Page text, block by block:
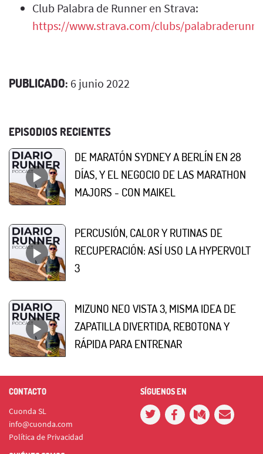
Club Palabra de Runner en Strava:
https://www.strava.com/clubs/
PUBLICADO: 6 junio 2022
EPISODIOS RECIENTES
DE MARATÓN SYDNEY A BERLÍN EN 28
DÍAS, Y EL NEGOCIO DE LAS MARATHON
MAJORS - CON MAIKEL
PERCUSIÓN, CALOR Y RUTINAS DE
RECUPERACIÓN: ASÍ USO LA HYPERVOLT
3
MIZUNO NEO VISTA 3, MISMA IDEA DE
ZAPATILLA DIVERTIDA, REBOTONA Y
RÁPIDA PARA ENTRENAR
CONTACTO
Cuonda SL
info@cuonda.com
Política de Privacidad
SÍGUENOS EN